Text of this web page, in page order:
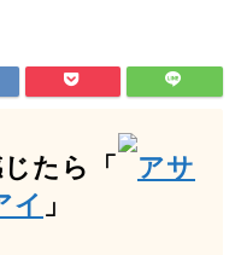
たら「
アサ
イ 」